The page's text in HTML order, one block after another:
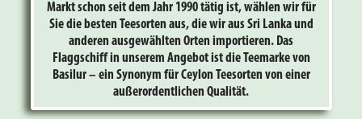
Markt schon seit dem Jahr 1990 tätig ist, wählen wir für
Sie die besten Teesorten aus, die wir aus Sri Lanka und
anderen ausgewählten Orten importieren. Das
Flaggschiff in unserem Angebot ist die Teemarke von
Basilur – ein Synonym für Ceylon Teesorten von einer
außerordentlichen Qualität.